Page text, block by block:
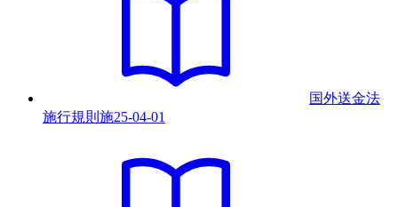
国外送金法
施行規則 施25-04-01